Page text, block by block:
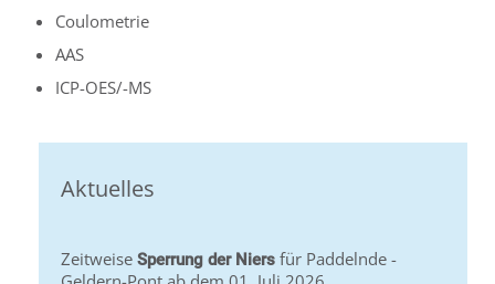
Coulometrie
AAS
ICP-OES/-MS
Aktuelles
Zeitweise Sperrung der Niers für Paddelnde -